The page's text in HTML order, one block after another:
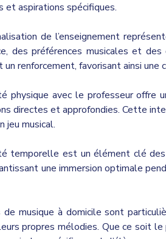
et aspirations spécifiques.
de l’enseignement
des préférences musicales et
un renforcement, favorisant ainsi
physique avec le professeur offre
directes et approfondies. Cette
jeu musical.
temporelle est un élément clé
une immersion optimale
de musique à domicile sont
propres mélodies. Que ce soit